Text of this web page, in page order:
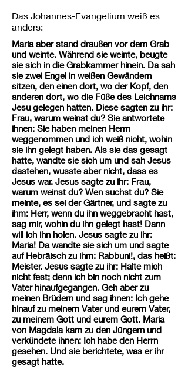
Das Johannes-Evangelium weiß es
anders:
Maria aber stand draußen vor dem Grab
und weinte. Während sie weinte, beugte
sie sich in die Grabkammer hinein. Da sah
sie zwei Engel in weißen Gewändern
sitzen, den einen dort, wo der Kopf, den
anderen dort, wo die Füße des Leichnams
Jesu gelegen hatten. Diese sagten zu ihr:
Frau, warum weinst du? Sie antwortete
ihnen: Sie haben meinen Herrn
weggenommen und ich weiß nicht, wohin
sie ihn gelegt haben. Als sie das gesagt
hatte, wandte sie sich um und sah Jesus
dastehen, wusste aber nicht, dass es
Jesus war. Jesus sagte zu ihr: Frau,
warum weinst du? Wen suchst du? Sie
meinte, es sei der Gärtner, und sagte zu
ihm: Herr, wenn du ihn weggebracht hast,
sag mir, wohin du ihn gelegt hast! Dann
will ich ihn holen. Jesus sagte zu ihr:
Maria! Da wandte sie sich um und sagte
auf Hebräisch zu ihm: Rabbuni!, das heißt:
Meister. Jesus sagte zu ihr: Halte mich
nicht fest; denn ich bin noch nicht zum
Vater hinaufgegangen. Geh aber zu
meinen Brüdern und sag ihnen: Ich gehe
hinauf zu meinem Vater und eurem Vater,
zu meinem Gott und eurem Gott. Maria
von Magdala kam zu den Jüngern und
verkündete ihnen: Ich habe den Herrn
gesehen. Und sie berichtete, was er ihr
gesagt hatte.